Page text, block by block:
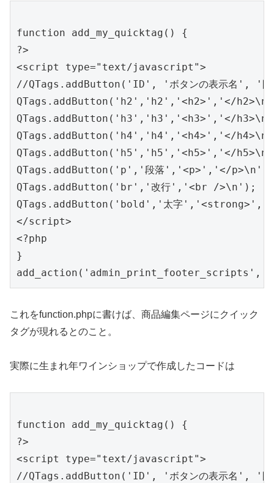
function add_my_quicktag() {
?>
<script type="text/javascript">
//QTags.addButton('ID', 'ボタンの表示名', '
QTags.addButton('h2','h2','<h2>','</
QTags.addButton('h3','h3','<h3>','</
QTags.addButton('h4','h4','<h4>','</
QTags.addButton('h5','h5','<h5>','</
QTags.addButton('p','段落','<p>','</p>\n');
QTags.addButton('br','改行','<br />\n');
QTags.addButton('bold','太字
</script>
<?php
}
これをfunction.phpに書けば、商品編集ページにクイック
タグが現れるとのこと。
実際に生まれ年ワインショップで作成したコードは
function add_my_quicktag() {
?>
<script type="text/javascript">
//QTags.addButton('ID', 'ボタンの表示名', '